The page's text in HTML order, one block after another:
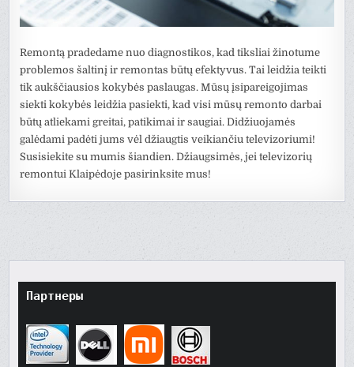
Remontą pradedame nuo diagnostikos, kad tiksliai žinotume
problemos šaltinį ir remontas būtų efektyvus. Tai leidžia teikti
tik aukščiausios kokybės paslaugas. Mūsų įsipareigojimas
siekti kokybės leidžia pasiekti, kad visi mūsų remonto darbai
būtų atliekami greitai, patikimai ir saugiai. Didžiuojamės
galėdami padėti jums vėl džiaugtis veikiančiu televizoriumi!
Susisiekite su mumis šiandien. Džiaugsimės, jei televizorių
remontui Klaipėdoje pasirinksite mus!
Партнеры